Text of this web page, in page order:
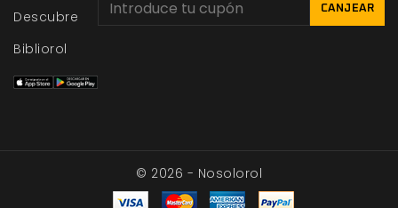
Descubre
Bibliorol
CANJEAR
© 2026 - Nosolorol